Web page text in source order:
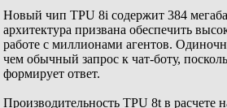
Новый чип TPU 8i содержит 384
архитектура призвана обеспечить
работе с миллионами агентов.
чем обычный запрос к чат-боту,
формирует ответ.
Производительность TPU 8t в расчете